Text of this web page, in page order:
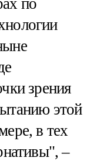
зрения
этой
в тех
–